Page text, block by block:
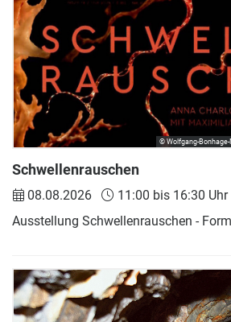
Schwellenrauschen
08.08.2026
11:00 bis 16:30 Uhr
Ausstellung Schwellenrauschen -
© Wolfgang-Bonhage-